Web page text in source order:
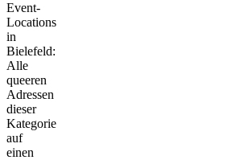
Event-
Locations
in
Bielefeld:
Alle
queeren
Adressen
dieser
Kategorie
auf
einen